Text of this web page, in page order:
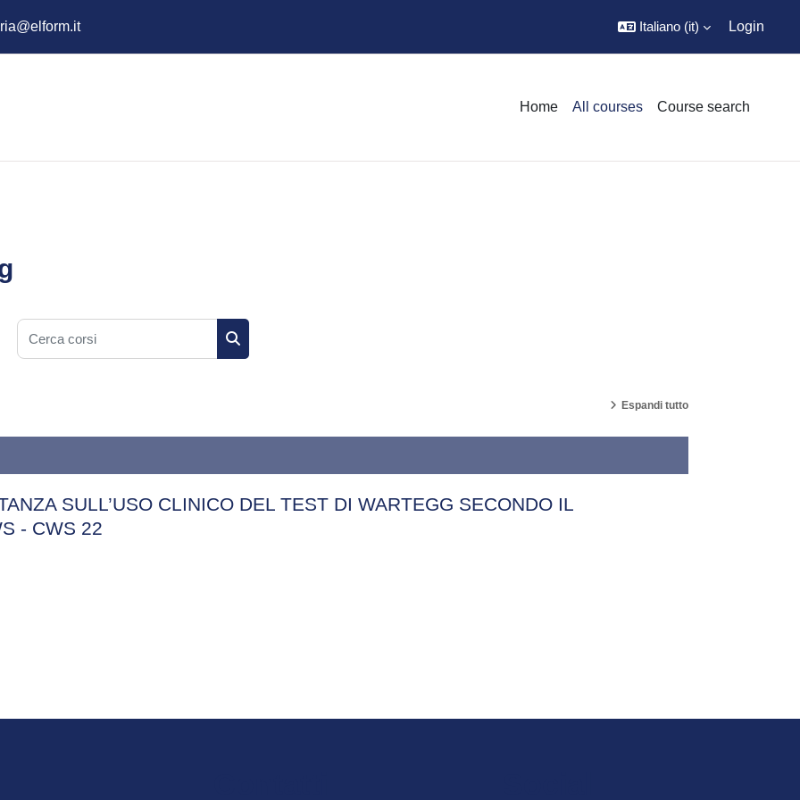
Italiano ‎(it)‎ Login
Home All courses Course search
Cerca corsi
Espandi tutto
SULL’USO CLINICO DEL TEST DI WARTEGG SECONDO IL
- CWS 22